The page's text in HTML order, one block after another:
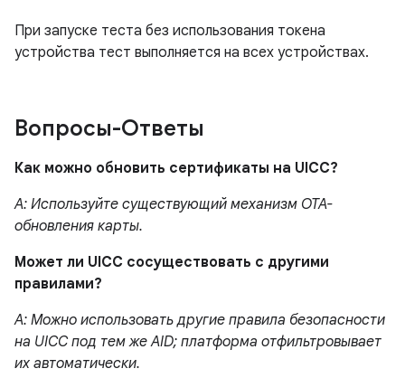
При запуске теста без использования токена
устройства тест выполняется на всех устройствах.
Вопросы-Ответы
Как можно обновить сертификаты на UICC?
A: Используйте существующий механизм OTA-
обновления карты.
Может ли UICC сосуществовать с другими
правилами?
A: Можно использовать другие правила безопасности
на UICC под тем же AID; платформа отфильтровывает
их автоматически.